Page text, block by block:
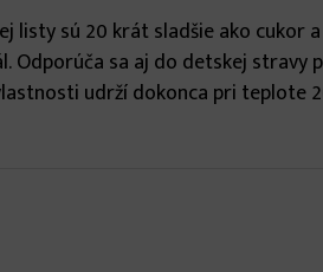
listy sú 20 krát sladšie ako
Odporúča sa aj do detskej
udrží dokonca pri teplote